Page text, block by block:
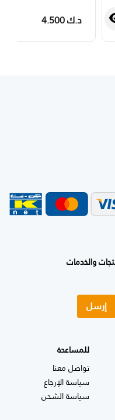
د.ك 4.500
والخدمات
إرسل
للمساعدة
تواصل معنا
سياسة الإرجاع
سياسة الشحن